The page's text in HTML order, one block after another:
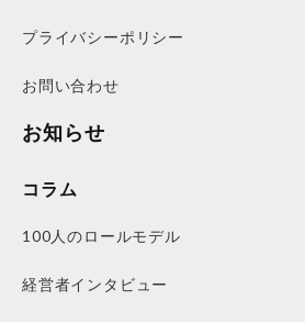
プライバシーポリシー
お問い合わせ
お知らせ
コラム
100人のロールモデル
経営者インタビュー